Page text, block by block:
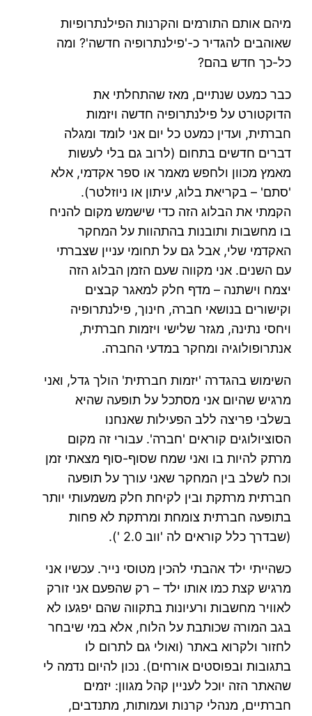
מיהם אותם התורמים והקרנות הפילנתרופיות
שאוהבים להגדיר כ-'פילנתרופיה חדשה'? ומה
כל-כך חדש בהם?
כבר כמעט שנתיים, מאז שהתחלתי את
הדוקטורט על פילנתרופיה חדשה ויזמות
חברתית, ועדין כמעט כל יום אני לומד ומגלה
דברים חדשים בתחום (לרוב גם בלי לעשות
מאמץ מכוון ולחפש מאמר או ספר אקדמי, אלא
'סתם' – בקריאת בלוג, עיתון או ניוזלטר).
הקמתי את הבלוג הזה כדי שישמש מקום להניח
בו מחשבות ותובנות בהתהוות על המחקר
האקדמי שלי, אבל גם על תחומי עניין שצברתי
עם השנים. אני מקווה שעם הזמן הבלוג הזה
יצמח וישתנה – מדף חלק למאגר קבצים
וקישורים בנושאי חברה, חינוך, פילנתרופיה
ויחסי נתינה, מגזר שלישי ויזמות חברתית,
אנתרופולוגיה ומחקר במדעי החברה.
השימוש בהגדרה 'יזמות חברתית' הולך גדל, ואני
מרגיש שהיום אני מסתכל על תופעה שהיא
בשלבי פריצה ללב הפעילות שאנחנו
הסוציולוגים קוראים 'חברה'. עבורי זה מקום
מרתק להיות בו ואני שמח שסוף-סוף מצאתי זמן
וכח לשלב בין המחקר שאני עורך על תופעה
חברתית מרתקת ובין לקיחת חלק משמעותי יותר
בתופעה חברתית צומחת ומרתקת לא פחות
(שבדרך כלל קוראים לה 'ווב 2.0 ').
כשהייתי ילד אהבתי להכין מטוסי נייר. עכשיו אני
מרגיש קצת כמו אותו ילד – רק שהפעם אני זורק
לאוויר מחשבות ורעיונות בתקווה שהם יפגעו לא
בגב המורה שכותבת על הלוח, אלא במי שיבחר
לחזור ולקרוא באתר (ואולי גם לתרום לו
בתגובות ובפוסטים אורחים). נכון להיום נדמה לי
שהאתר הזה יוכל לעניין קהל מגוון: יזמים
חברתיים, מנהלי קרנות ועמותות, מתנדבים,